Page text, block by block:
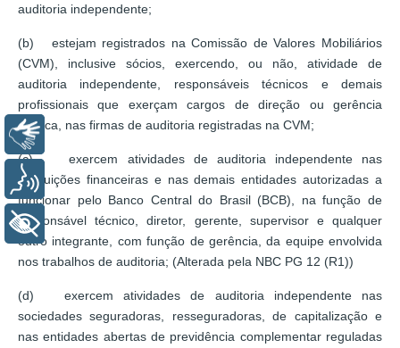
auditoria independente;
(b) estejam registrados na Comissão de Valores Mobiliários
(CVM), inclusive sócios, exercendo, ou não, atividade de
auditoria independente, responsáveis técnicos e demais
profissionais que exerçam cargos de direção ou gerência
técnica, nas firmas de auditoria registradas na CVM;
(c) exercem atividades de auditoria independente nas
instituições financeiras e nas demais entidades autorizadas a
funcionar pelo Banco Central do Brasil (BCB), na função de
responsável técnico, diretor, gerente, supervisor e qualquer
outro integrante, com função de gerência, da equipe envolvida
nos trabalhos de auditoria; (Alterada pela NBC PG 12 (R1))
(d) exercem atividades de auditoria independente nas
sociedades seguradoras, resseguradoras, de capitalização e
nas entidades abertas de previdência complementar reguladas
Libras
Voz
+ Acessibilidade